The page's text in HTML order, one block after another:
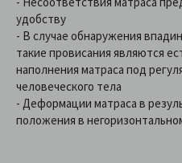
удобству
- В случае обнаружения
такие провисания являются
наполнения матраса под
человеческого тела
- Деформации матраса в
положения в